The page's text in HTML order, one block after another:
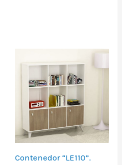
Contenedor “LE110”.